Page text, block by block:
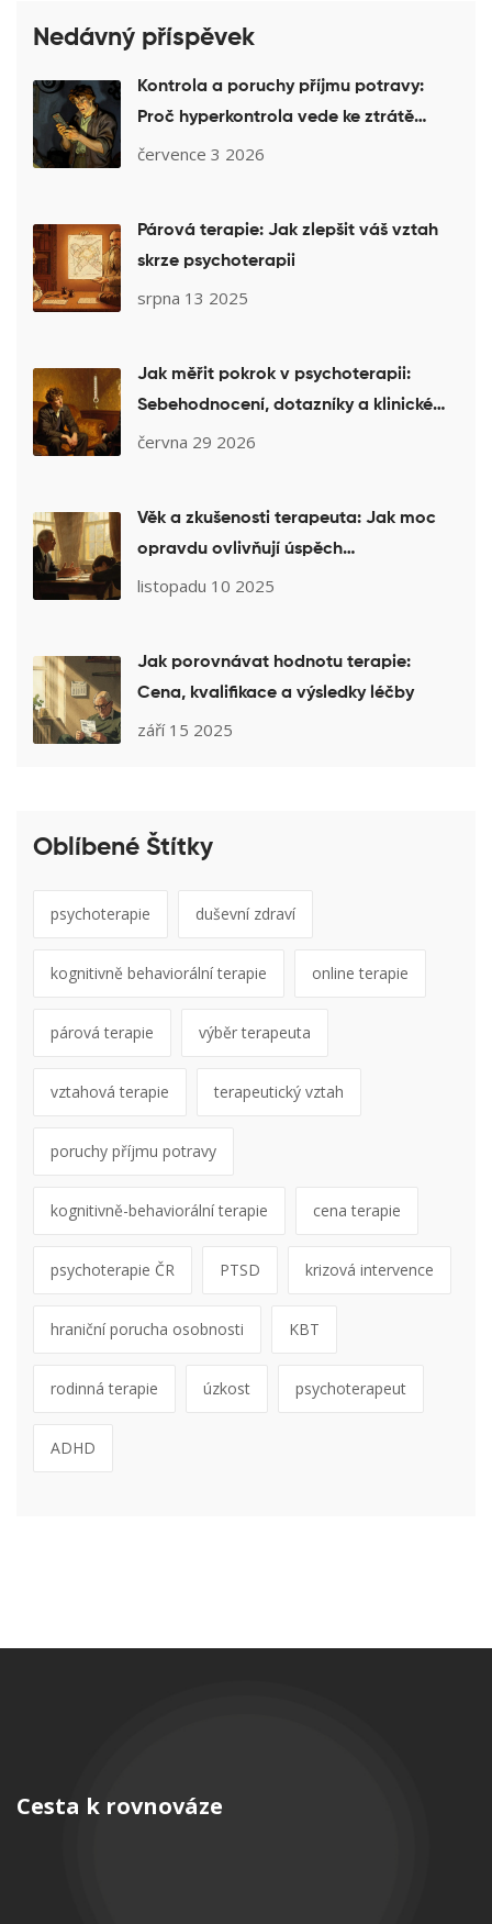
Nedávný příspěvek
Kontrola a poruchy příjmu potravy:
Proč hyperkontrola vede ke ztrátě
kontroly
července 3 2026
Párová terapie: Jak zlepšit váš vztah
skrze psychoterapii
srpna 13 2025
Jak měřit pokrok v psychoterapii:
Sebehodnocení, dotazníky a klinické
škály
června 29 2026
Věk a zkušenosti terapeuta: Jak moc
opravdu ovlivňují úspěch
psychoterapie
listopadu 10 2025
Jak porovnávat hodnotu terapie:
Cena, kvalifikace a výsledky léčby
září 15 2025
Oblíbené Štítky
psychoterapie duševní zdraví
kognitivně behaviorální terapie online terapie
párová terapie výběr terapeuta
vztahová terapie terapeutický vztah
poruchy příjmu potravy
kognitivně-behaviorální terapie cena terapie
psychoterapie ČR PTSD krizová intervence
hraniční porucha osobnosti KBT
rodinná terapie úzkost psychoterapeut
ADHD
Cesta k rovnováze